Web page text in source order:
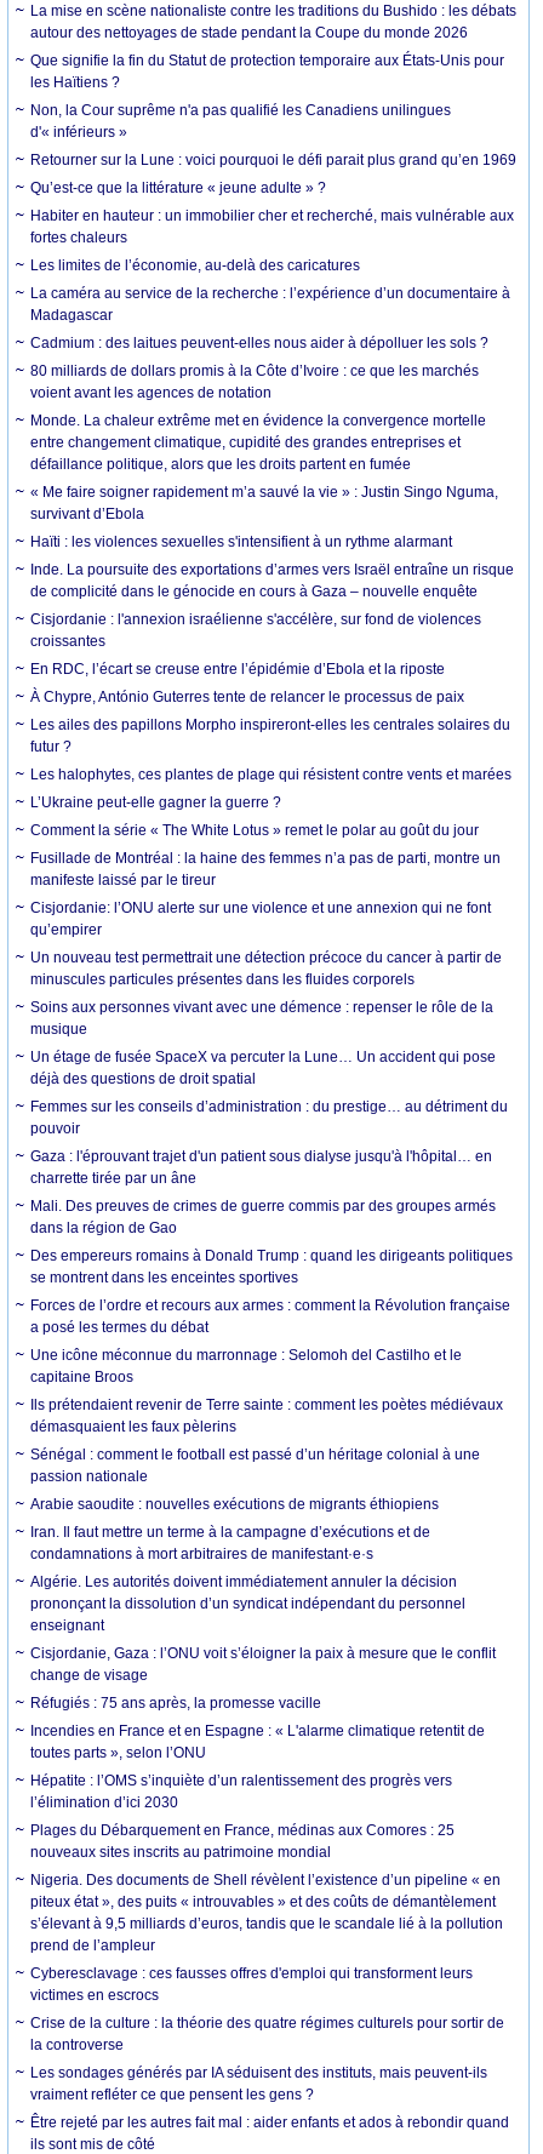
La mise en scène nationaliste contre les traditions du Bushido : les débats
autour des nettoyages de stade pendant la Coupe du monde 2026
Que signifie la fin du Statut de protection temporaire aux États-Unis pour
les Haïtiens ?
Non, la Cour suprême n'a pas qualifié les Canadiens unilingues
d'« inférieurs »
Retourner sur la Lune : voici pourquoi le défi parait plus grand qu’en 1969
Qu’est-ce que la littérature « jeune adulte » ?
Habiter en hauteur : un immobilier cher et recherché, mais vulnérable aux
fortes chaleurs
Les limites de l’économie, au-delà des caricatures
La caméra au service de la recherche : l’expérience d’un documentaire à
Madagascar
Cadmium : des laitues peuvent-elles nous aider à dépolluer les sols ?
80 milliards de dollars promis à la Côte d’Ivoire : ce que les marchés
voient avant les agences de notation
Monde. La chaleur extrême met en évidence la convergence mortelle
entre changement climatique, cupidité des grandes entreprises et
défaillance politique, alors que les droits partent en fumée
« Me faire soigner rapidement m’a sauvé la vie » : Justin Singo Nguma,
survivant d’Ebola
Haïti : les violences sexuelles s'intensifient à un rythme alarmant
Inde. La poursuite des exportations d’armes vers Israël entraîne un risque
de complicité dans le génocide en cours à Gaza – nouvelle enquête
Cisjordanie : l'annexion israélienne s'accélère, sur fond de violences
croissantes
En RDC, l’écart se creuse entre l’épidémie d’Ebola et la riposte
À Chypre, António Guterres tente de relancer le processus de paix
Les ailes des papillons Morpho inspireront-elles les centrales solaires du
futur ?
Les halophytes, ces plantes de plage qui résistent contre vents et marées
L’Ukraine peut-elle gagner la guerre ?
Comment la série « The White Lotus » remet le polar au goût du jour
Fusillade de Montréal : la haine des femmes n’a pas de parti, montre un
manifeste laissé par le tireur
Cisjordanie: l’ONU alerte sur une violence et une annexion qui ne font
qu’empirer
Un nouveau test permettrait une détection précoce du cancer à partir de
minuscules particules présentes dans les fluides corporels
Soins aux personnes vivant avec une démence : repenser le rôle de la
musique
Un étage de fusée SpaceX va percuter la Lune… Un accident qui pose
déjà des questions de droit spatial
Femmes sur les conseils d’administration : du prestige… au détriment du
pouvoir
Gaza : l'éprouvant trajet d'un patient sous dialyse jusqu'à l'hôpital… en
charrette tirée par un âne
Mali. Des preuves de crimes de guerre commis par des groupes armés
dans la région de Gao
Des empereurs romains à Donald Trump : quand les dirigeants politiques
se montrent dans les enceintes sportives
Forces de l’ordre et recours aux armes : comment la Révolution française
a posé les termes du débat
Une icône méconnue du marronnage : Selomoh del Castilho et le
capitaine Broos
Ils prétendaient revenir de Terre sainte : comment les poètes médiévaux
démasquaient les faux pèlerins
Sénégal : comment le football est passé d’un héritage colonial à une
passion nationale
Arabie saoudite : nouvelles exécutions de migrants éthiopiens
Iran. Il faut mettre un terme à la campagne d’exécutions et de
condamnations à mort arbitraires de manifestant·e·s
Algérie. Les autorités doivent immédiatement annuler la décision
prononçant la dissolution d’un syndicat indépendant du personnel
enseignant
Cisjordanie, Gaza : l’ONU voit s’éloigner la paix à mesure que le conflit
change de visage
Réfugiés : 75 ans après, la promesse vacille
Incendies en France et en Espagne : « L'alarme climatique retentit de
toutes parts », selon l’ONU
Hépatite : l’OMS s’inquiète d’un ralentissement des progrès vers
l’élimination d’ici 2030
Plages du Débarquement en France, médinas aux Comores : 25
nouveaux sites inscrits au patrimoine mondial
Nigeria. Des documents de Shell révèlent l’existence d’un pipeline « en
piteux état », des puits « introuvables » et des coûts de démantèlement
s’élevant à 9,5 milliards d’euros, tandis que le scandale lié à la pollution
prend de l’ampleur
Cyberesclavage : ces fausses offres d'emploi qui transforment leurs
victimes en escrocs
Crise de la culture : la théorie des quatre régimes culturels pour sortir de
la controverse
Les sondages générés par IA séduisent des instituts, mais peuvent-ils
vraiment refléter ce que pensent les gens ?
Être rejeté par les autres fait mal : aider enfants et ados à rebondir quand
ils sont mis de côté